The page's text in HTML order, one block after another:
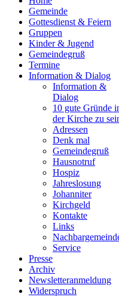
Gemeinde
Gottesdienst & Feiern
Gruppen
Kinder & Jugend
Gemeindegruß
Termine
Information & Dialog
Information &
Dialog
10 gute Gründe
der Kirche zu
Adressen
Denk mal
Gemeindegruß
Hausnotruf
Hospiz
Jahreslosung
Johanniter
Kirchgeld
Kontakte
Links
Service
Presse
Archiv
Newsletteranmeldung
Widerspruch